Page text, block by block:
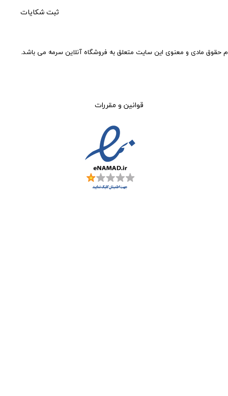
حقوق مادی و معنوی این سایت متعلق به فروشگاه آنلاین سرمه می باشد.
ثبت شکایات
قوانین و مقررات